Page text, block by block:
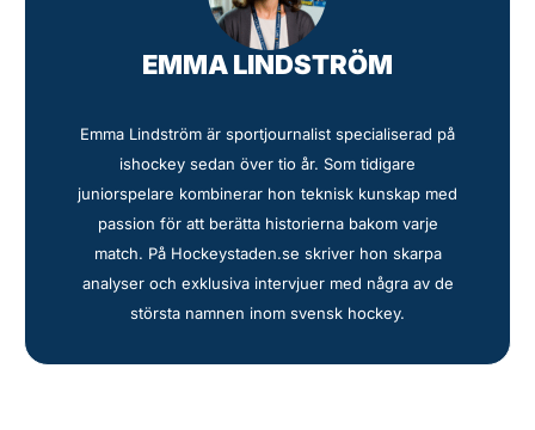
EMMA LINDSTRÖM
Emma Lindström är sportjournalist specialiserad på
ishockey sedan över tio år. Som tidigare
juniorspelare kombinerar hon teknisk kunskap med
passion för att berätta historierna bakom varje
match. På Hockeystaden.se skriver hon skarpa
analyser och exklusiva intervjuer med några av de
största namnen inom svensk hockey.